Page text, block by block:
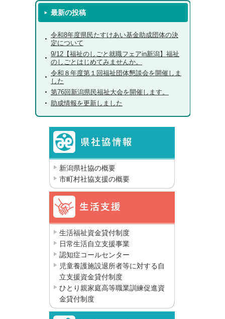
最新の投稿
令和8年度県民たすけあい基金助成団体の決
定について
9/12【福祉のしごと就職フェアin新潟】福祉
のしごとはじめてみませんか。
令和８年度第１回福祉団体懇談会を開催しま
した
第76回新潟県民福祉大会を開催します。
助成情報を更新しました
新潟県社協の概要
市町村社協支援の概要
生活福祉資金貸付制度
日常生活自立支援事業
認知症コールセンター
児童養護施設退所者等に対する自
立支援資金貸付制度
ひとり親家庭高等職業訓練促進資
金貸付制度